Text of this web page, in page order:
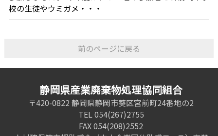
校の生徒やウミガメ・・・
前のページに戻る
静岡県産業廃棄物処理協同組合
〒420-0822 静岡県静岡市葵区宮前町24番地の2
TEL 054(267)2755
FAX 054(208)2552